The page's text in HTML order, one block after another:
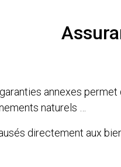
annexes
naturels …
directement aux